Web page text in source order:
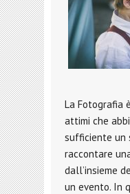
La Fotografia
attimi che
sufficiente un
raccontare
dall’insieme
un evento. In